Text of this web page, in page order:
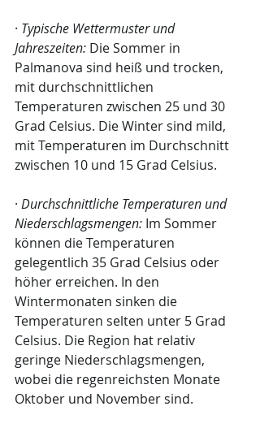
· Typische Wettermuster und
Jahreszeiten: Die Sommer in
Palmanova sind heiß und trocken,
mit durchschnittlichen
Temperaturen zwischen 25 und 30
Grad Celsius. Die Winter sind mild,
mit Temperaturen im Durchschnitt
zwischen 10 und 15 Grad Celsius.
· Durchschnittliche Temperaturen und
Niederschlagsmengen: Im Sommer
können die Temperaturen
gelegentlich 35 Grad Celsius oder
höher erreichen. In den
Wintermonaten sinken die
Temperaturen selten unter 5 Grad
Celsius. Die Region hat relativ
geringe Niederschlagsmengen,
wobei die regenreichsten Monate
Oktober und November sind.